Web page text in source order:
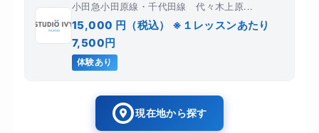
小田急小田原線・千代田線 代々木上原...
15,000 円（税込） ※１レッスンあたり
7,500円
体験あり
現在地から探す